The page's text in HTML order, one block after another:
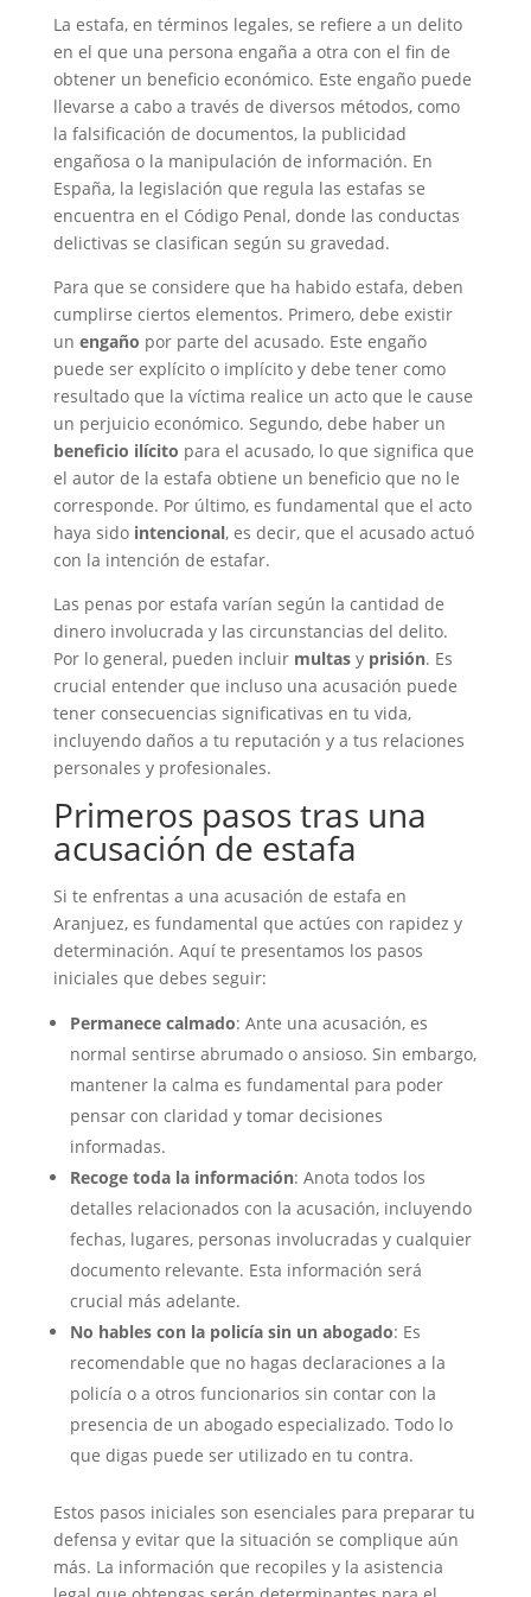
La estafa, en términos legales, se refiere a un delito
en el que una persona engaña a otra con el fin de
obtener un beneficio económico. Este engaño puede
llevarse a cabo a través de diversos métodos, como
la falsificación de documentos, la publicidad
engañosa o la manipulación de información. En
España, la legislación que regula las estafas se
encuentra en el Código Penal, donde las conductas
delictivas se clasifican según su gravedad.
Para que se considere que ha habido estafa, deben
cumplirse ciertos elementos. Primero, debe existir
un engaño por parte del acusado. Este engaño
puede ser explícito o implícito y debe tener como
resultado que la víctima realice un acto que le cause
un perjuicio económico. Segundo, debe haber un
beneficio ilícito para el acusado, lo que significa que
el autor de la estafa obtiene un beneficio que no le
corresponde. Por último, es fundamental que el acto
haya sido intencional, es decir, que el acusado actuó
con la intención de estafar.
Las penas por estafa varían según la cantidad de
dinero involucrada y las circunstancias del delito.
Por lo general, pueden incluir multasy prisión. Es
crucial entender que incluso una acusación puede
tener consecuencias significativas en tu vida,
incluyendo daños a tu reputación y a tus relaciones
personales y profesionales.
Primeros pasos tras una
acusación de estafa
Si te enfrentas a una acusación de estafa en
Aranjuez, es fundamental que actúes con rapidez y
determinación. Aquí te presentamos los pasos
iniciales que debes seguir:
Permanece calmado: Ante una acusación, es
normal sentirse abrumado o ansioso. Sin embargo,
mantener la calma es fundamental para poder
pensar con claridad y tomar decisiones
informadas.
Recoge toda la información: Anota todos los
detalles relacionados con la acusación, incluyendo
fechas, lugares, personas involucradas y cualquier
documento relevante. Esta información será
crucial más adelante.
No hables con la policía sin un abogado: Es
recomendable que no hagas declaraciones a la
policía o a otros funcionarios sin contar con la
presencia de un abogado especializado. Todo lo
que digas puede ser utilizado en tu contra.
Estos pasos iniciales son esenciales para preparar tu
defensa y evitar que la situación se complique aún
más. La información que recopiles y la asistencia